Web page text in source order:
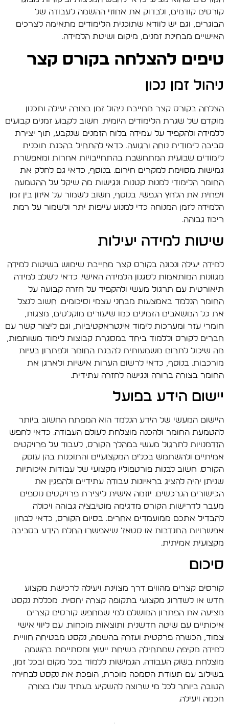
קורסים קודמים, ולבדוק את אחוזי ההשמה לעבודה של
הבוגרים, וגם יש לוודא שתוכנית הלימודים מתאימה לצרכים
האישיים מבחינת זמנים, מיקום ושיטת הלמידה.
טיפים להצלחה בקורס קצר
ניהול זמן נכון
הצלחה בקורס קצר מחייבת ניהול זמן בצורה יעילה ותכנון
מוקדם של שגרת הלימודים היומית. חשוב לקבוע זמנים קבועים
ללמידה ולהקפיד על עמידה בלוח הזמנים שנקבע, תוך יצירת
סביבה לימודית נוחה ורגועה. כדאי להתחיל בהכנת תוכנית
לימודים שבועית המתחשבת בהתחייבויות אחרות ומאפשרת
גמישות מסוימת למקרים חירום. בנוסף, כדאי גם לחלק את
החומר הלימודי למנות קטנות ונגישות מה שיקל על ההטמעה
ויפחית את הלחץ הנפשי. בנוסף, חשוב לשמור על איזון בין זמן
הלמידה לזמן המנוחה כדי למנוע עייפות יתר ולשמור על רמת
ריכוז גבוהה.
שיטות למידה יעילות
למידה יעילה ונכונה בקורס קצר מחייבת שימוש בשיטות למידה
מגוונות המותאמות לסגנון הלמידה האישי. כדאי לשלב למידה
תיאורטית עם תרגול מעשי ולהקפיד על חזרה קבועה על
החומר הנלמד באמצעות מבחני עצמי וסיכומים. חשוב לנצל
את כל המשאבים הזמינים כמו שיעורים מוקלטים, מצגות,
חומרי עזר ומערכות לימוד אינטראקטיביות, וגם ליצור קשר עם
חברים לקורס וללמוד ביחד במסגרת קבוצות לימוד משותפות,
מה שיכול לתרום משמעותית להבנת החומר ולפתרון בעיות
מורכבות. בנוסף, כדאי לרשום הערות אישיות ולארגן את
החומר בצורה ברורה ונגישה לחזרה עתידית.
יישום הידע בפועל
היישום המעשי של הידע הנלמד הוא המפתח החשוב ביותר
להטמעת החומר ולהכנה מוצלחת לעולם העבודה. כדאי לחפש
הזדמנויות לתרגול מעשי במהלך הקורס, לעבוד על פרויקטים
אמיתיים ולהשתמש בכלים המקצועיים והתוכנות בהן עוסק
הקורס. חשוב לבנות פורטפוליו מקצועי של עבודות איכותיות
שניתן יהיה להציג בראיונות עבודה עתידיים ולהפגין את
הכישורים הנרכשים. יוזמה אישית ליצירת פרויקטים נוספים
מעבר לדרישות הקורס מדגימה מוטיבציה גבוהה ויכולה
להבדיל אתכם ממועמדים אחרים. בסיום הקורס, כדאי לבחון
אפשרויות התנדבות או סטאז' שיאפשרו החלת הידע בסביבה
מקצועית אמיתית.
סיכום
קורסים קצרים מהווים דרך מצוינת ויעילה לרכישת מקצוע
חדש או לשדרוג מקצועי בתקופה קצרה יחסית. מכללת נקסט
מציעה את הפתרון המושלם למי שמחפש קורסים קצרים
איכותיים עם שיטה חדשנית ותוצאות מוכחות. עם ליווי אישי
צמוד, הכשרה פרקטית ועזרה בהשמה, נקסט מבטיחה חוויית
למידה מקיפה שמתחילה בשיחת ייעוץ ומסתיימת בהשמה
מוצלחת בשוק העבודה. הגמישות ללמוד בכל מקום ובכל זמן,
בשילוב עם תעודת הסמכה מוכרת, הופכת את נקסט לבחירה
הטובה ביותר לכל מי שרוצה להשקיע בעתיד שלו בצורה
חכמה ויעילה.